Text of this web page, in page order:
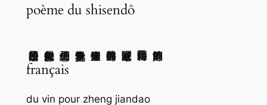
poème du shisendô
français
du vin pour zheng jiandao